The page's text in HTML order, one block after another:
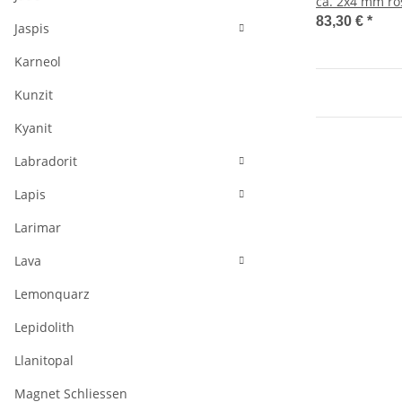
/R191
83,30 € *
Jaspis
Karneol
Kunzit
Kyanit
Labradorit
Lapis
Larimar
Lava
Lemonquarz
Lepidolith
Llanitopal
Magnet Schliessen